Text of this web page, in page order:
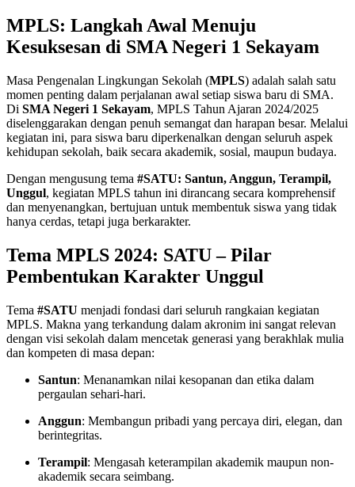
MPLS: Langkah Awal Menuju
Kesuksesan di SMA Negeri 1 Sekayam
Masa Pengenalan Lingkungan Sekolah (MPLS) adalah salah satu
momen penting dalam perjalanan awal setiap siswa baru di SMA.
Di SMA Negeri 1 Sekayam, MPLS Tahun Ajaran 2024/2025
diselenggarakan dengan penuh semangat dan harapan besar. Melalui
kegiatan ini, para siswa baru diperkenalkan dengan seluruh aspek
kehidupan sekolah, baik secara akademik, sosial, maupun budaya.
Dengan mengusung tema #SATU: Santun, Anggun, Terampil,
Unggul, kegiatan MPLS tahun ini dirancang secara komprehensif
dan menyenangkan, bertujuan untuk membentuk siswa yang tidak
hanya cerdas, tetapi juga berkarakter.
Tema MPLS 2024: SATU – Pilar
Pembentukan Karakter Unggul
Tema #SATU menjadi fondasi dari seluruh rangkaian kegiatan
MPLS. Makna yang terkandung dalam akronim ini sangat relevan
dengan visi sekolah dalam mencetak generasi yang berakhlak mulia
dan kompeten di masa depan:
Santun: Menanamkan nilai kesopanan dan etika dalam
pergaulan sehari-hari.
Anggun: Membangun pribadi yang percaya diri, elegan, dan
berintegritas.
Terampil: Mengasah keterampilan akademik maupun non-
akademik secara seimbang.